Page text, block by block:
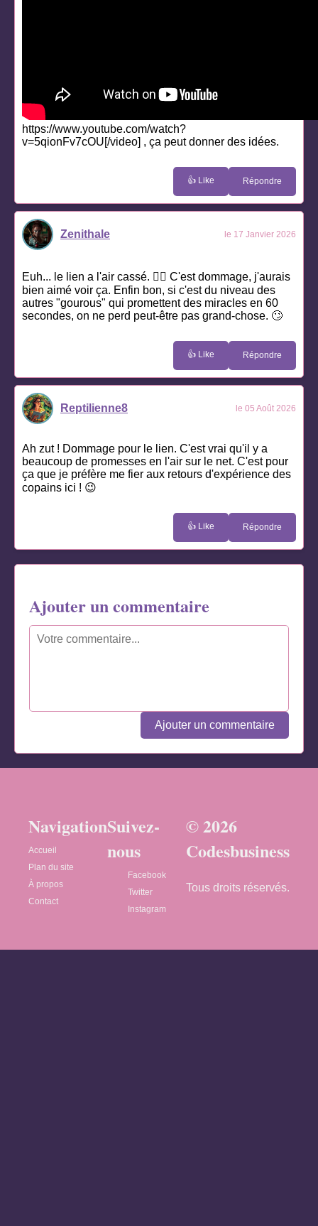
https://www.youtube.com/watch?
v=5qionFv7cOU[/video] , ça peut donner des idées.
👍 Like Répondre
Zenithale le 17 Janvier 2026
Euh... le lien a l'air cassé. 🤷‍♀️ C'est dommage, j'aurais
bien aimé voir ça. Enfin bon, si c'est du niveau des
autres "gourous" qui promettent des miracles en 60
secondes, on ne perd peut-être pas grand-chose. 🙄
👍 Like Répondre
Reptilienne8 le 05 Août 2026
Ah zut ! Dommage pour le lien. C'est vrai qu'il y a
beaucoup de promesses en l'air sur le net. C'est pour
ça que je préfère me fier aux retours d'expérience des
copains ici ! 😉
👍 Like Répondre
Ajouter un commentaire
Ajouter un commentaire
Navigation
Accueil
Plan du site
À propos
Contact
Suivez-
nous
Facebook
Twitter
Instagram
© 2026
Codesbusiness
Tous droits réservés.